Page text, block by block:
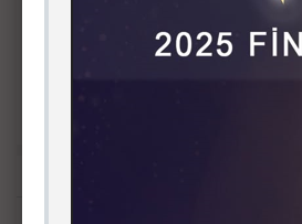
TÜBİTAK 2209-A/B
Projeleri ve ÜNİDES Projesi